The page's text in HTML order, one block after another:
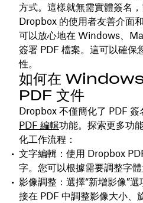
方式。這樣就無需實體簽名，
Dropbox 的使用者友善介面
可以放心地在 Windows、
簽署 PDF 檔案。這可以確保
性。
如何在 Windows
PDF 文件
Dropbox 不僅簡化了 PDF 簽
PDF 編輯功能。探索更多功
化工作流程：
文字編輯：使用 Dropbox
字。您可以根據需要調整字體
影像調整：選擇“新增影像”
接在 PDF 中調整影像大小、